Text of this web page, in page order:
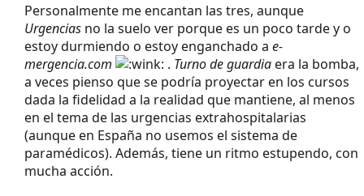
Personalmente me encantan las tres, aunque
Urgencias no la suelo ver porque es un poco tarde y o
estoy durmiendo o estoy enganchado a e-
mergencia.com
. Turno de guardia era la bomba,
a veces pienso que se podría proyectar en los cursos
dada la fidelidad a la realidad que mantiene, al menos
en el tema de las urgencias extrahospitalarias
(aunque en España no usemos el sistema de
paramédicos). Además, tiene un ritmo estupendo, con
mucha acción.